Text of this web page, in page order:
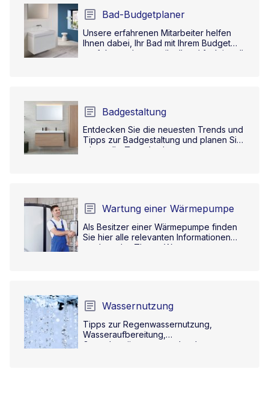
Bad-Budgetplaner
Unsere erfahrenen Mitarbeiter helfen
Ihnen dabei, Ihr Bad mit Ihrem Budget
perfekt zu planen, stilvoll und funktionell.
Badgestaltung
Entdecken Sie die neuesten Trends und
Tipps zur Badgestaltung und planen Sie
mit uns Ihr Traumbad.
Wartung einer Wärmepumpe
Als Besitzer einer Wärmepumpe finden
Sie hier alle relevanten Informationen
rund um das Thema Wartung.
Wassernutzung
Tipps zur Regenwassernutzung,
Wasseraufbereitung,
Gartenbewässerung und mehr.